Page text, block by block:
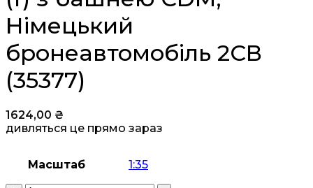
Німецький
бронеавтомобіль 2СВ
(35377)
1624,00 ₴
дивляться це прямо зараз
Масштаб 1:35